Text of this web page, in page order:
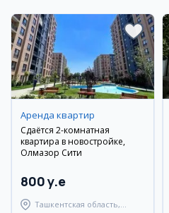
Аренда квартир
Сдаётся 2-комнатная
квартира в новостройке,
Олмазор Сити
800 y.e
Ташкентская область,